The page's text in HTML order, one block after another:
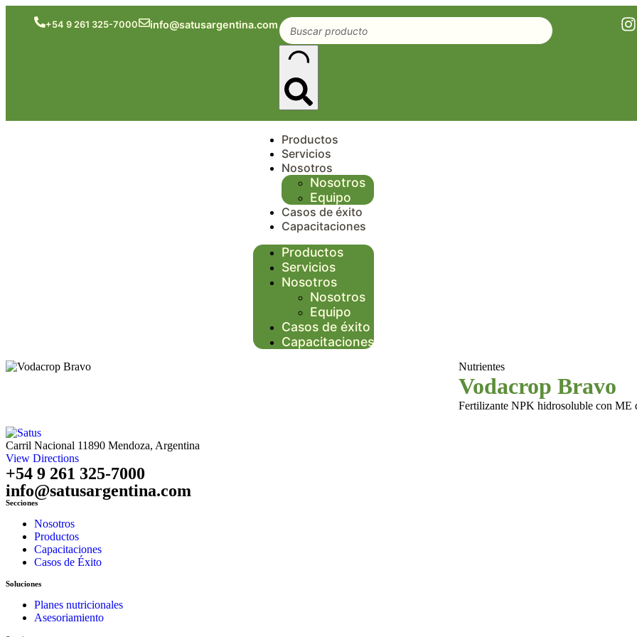
+54 9 261 325-7000 info@satusargentina.com
Productos
Servicios
Nosotros
Nosotros
Equipo
Casos de éxito
Capacitaciones
Productos
Servicios
Nosotros
Nosotros
Equipo
Casos de éxito
Capacitaciones
Nutrientes
Vodacrop Bravo
Fertilizante NPK hidrosoluble con ME
Carril Nacional 11890 Mendoza, Argentina
View Directions
+54 9 261 325-7000
info@satusargentina.com
Secciones
Nosotros
Productos
Capacitaciones
Casos de Éxito
Soluciones
Planes nutricionales
Asesoriamiento